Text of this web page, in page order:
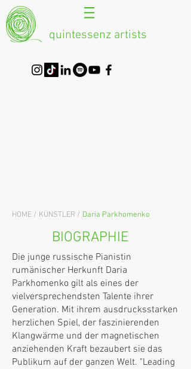
quintessenz artists
HOME / KÜNSTLER / Daria Parkhomenko
BIOGRAPHIE
Die junge russische Pianistin
rumänischer Herkunft Daria
Parkhomenko gilt als eines der
vielversprechendsten Talente ihrer
Generation. Mit ihrem ausdrucksstarken
herzlichen Spiel, der faszinierenden
Klangwärme und der magnetischen
anziehenden Kraft bezaubert sie das
Publikum auf der ganzen Welt. "Leading